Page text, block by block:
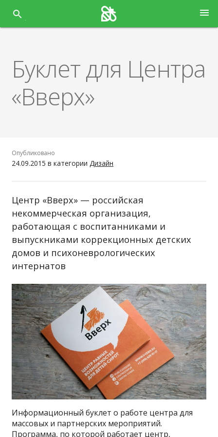
содержанию
menu
Буклет для Центра
«Вверх»
Опубликовано
24.09.2015 в категории Дизайн
Центр «Вверх» — российская
некоммерческая организация,
работающая с воспитанниками и
выпускниками коррекционных детских
домов и психоневрологи­ческих
интернатов
Информационный буклет о работе центра для
массовых и партнерских мероприятий.
Программа, по которой работает центр,